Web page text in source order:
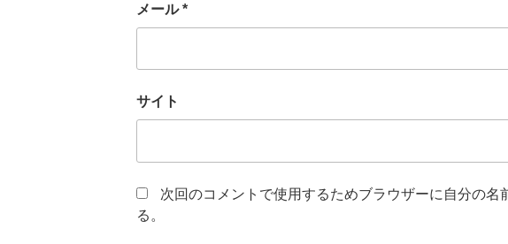
メール*
サイト
次回のコメントで使用するためブラウザーに自分の
る。